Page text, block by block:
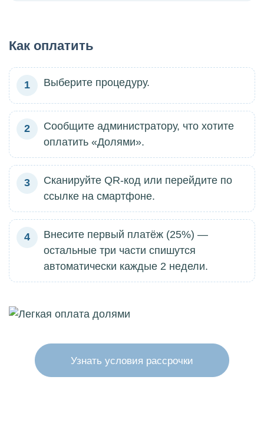
Как оплатить
1 Выберите процедуру.
2
Сообщите администратору, что хотите
оплатить «Долями».
3
Сканируйте QR-код или перейдите по
ссылке на смартфоне.
4
Внесите первый платёж (25%) —
остальные три части спишутся
автоматически каждые 2 недели.
Узнать условия рассрочки